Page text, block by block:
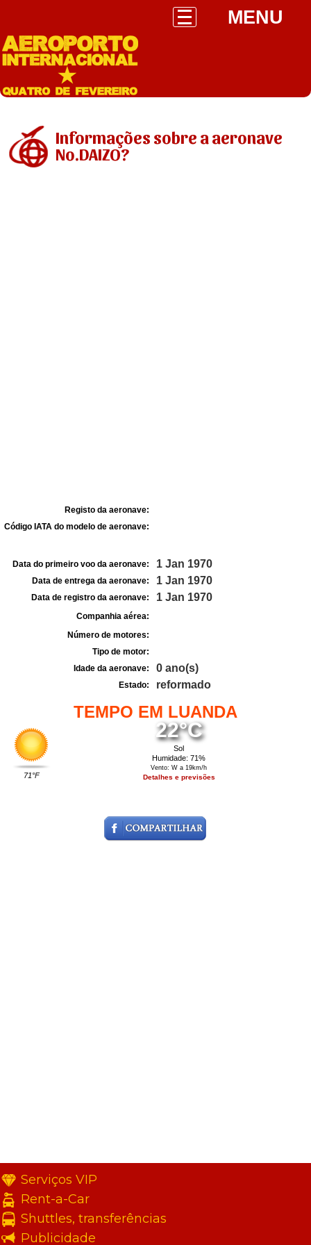
MENU
Informações sobre a aeronave
No.DAIZO?
Registo da aeronave:
Código IATA do modelo de aeronave:
Data do primeiro voo da aeronave: 1 Jan 1970
Data de entrega da aeronave: 1 Jan 1970
Data de registro da aeronave: 1 Jan 1970
Companhia aérea:
Número de motores:
Tipo de motor:
Idade da aeronave:
0 ano(s)
Estado: reformado
TEMPO EM LUANDA
71°F
22°C
Sol
Humidade: 71%
Vento: W a 19km/h
Detalhes e previsões
Serviços VIP
Rent-a-Car
Shuttles, transferências
Publicidade